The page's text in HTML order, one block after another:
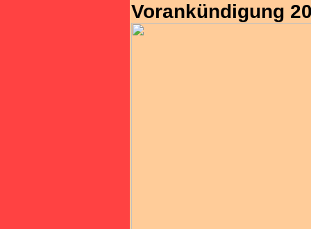
Vorankündigung